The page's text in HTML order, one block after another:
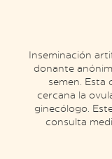
Inseminación
donante
semen. Esta
cercana la
ginecólogo.
consulta